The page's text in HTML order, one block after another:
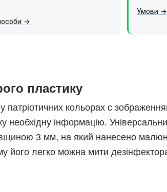
Умови
пластику
кольорах с
інформацію.
3 мм, на який нанесено
його легко можна мити